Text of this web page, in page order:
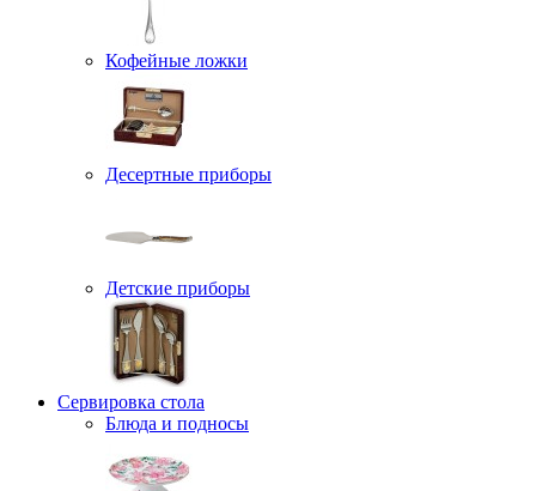
Кофейные ложки
Десертные приборы
Детские приборы
Сервировка стола
Блюда и подносы